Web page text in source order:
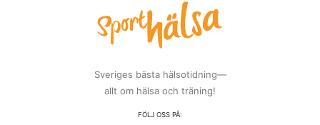
Sveriges bästa hälsotidning—
allt om hälsa och träning!
FÖLJ OSS PÅ: